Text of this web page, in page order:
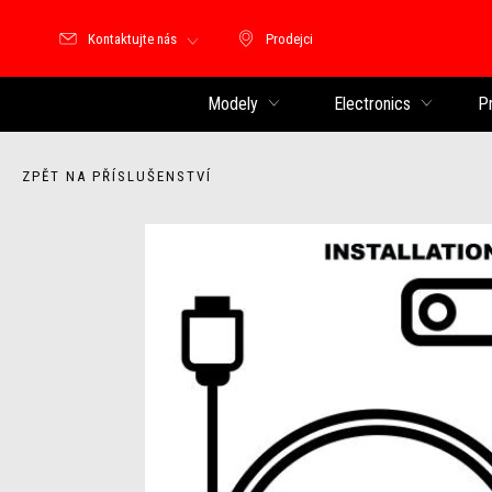
Prodejci
Prodejci
Kontaktujte nás
Modely Electronics
ZPĚT NA PŘÍSLUŠENSTVÍ